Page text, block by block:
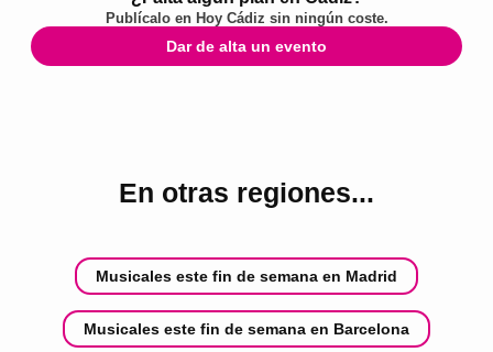
Publícalo en Hoy Cádiz sin ningún coste.
Dar de alta un evento
En otras regiones...
Musicales este fin de semana en Madrid
Musicales este fin de semana en Barcelona